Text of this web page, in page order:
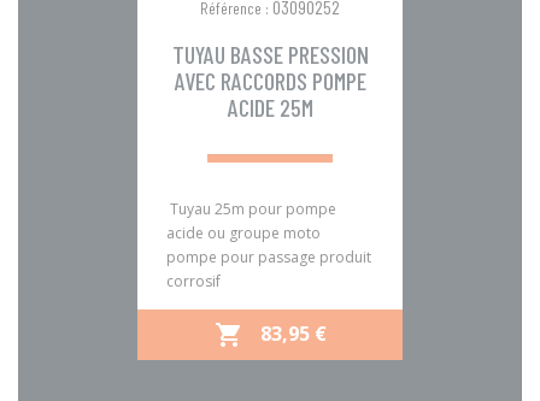
Référence : 03090252
TUYAU BASSE PRESSION
AVEC RACCORDS POMPE
ACIDE 25M
Tuyau 25m pour pompe
acide ou groupe moto
pompe pour passage produit
corrosif
 PRIX
83,95 €